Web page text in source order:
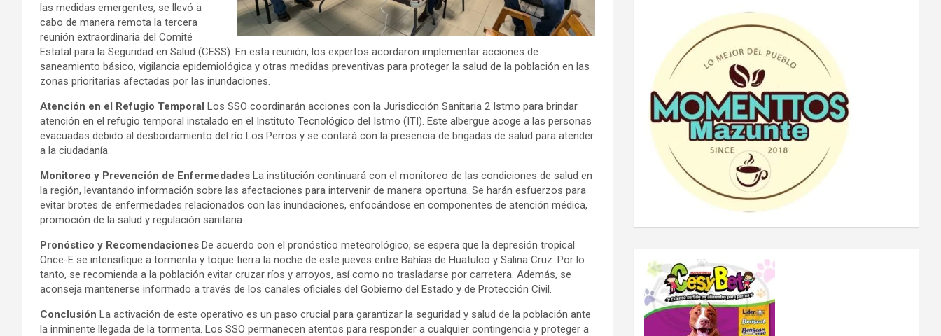
las medidas emergentes, se llevó a
cabo de manera remota la tercera
reunión extraordinaria del Comité
Estatal para la Seguridad en Salud (CESS). En esta reunión, los expertos acordaron implementar acciones de
saneamiento básico, vigilancia epidemiológica y otras medidas preventivas para proteger la salud de la población en las
zonas prioritarias afectadas por las inundaciones.
Atención en el Refugio Temporal Los SSO coordinarán acciones con la Jurisdicción Sanitaria 2 Istmo para brindar
atención en el refugio temporal instalado en el Instituto Tecnológico del Istmo (ITI). Este albergue acoge a las personas
evacuadas debido al desbordamiento del río Los Perros y se contará con la presencia de brigadas de salud para atender
a la ciudadanía.
Monitoreo y Prevención de Enfermedades La institución continuará con el monitoreo de las condiciones de salud en
la región, levantando información sobre las afectaciones para intervenir de manera oportuna. Se harán esfuerzos para
evitar brotes de enfermedades relacionados con las inundaciones, enfocándose en componentes de atención médica,
promoción de la salud y regulación sanitaria.
Pronóstico y Recomendaciones De acuerdo con el pronóstico meteorológico, se espera que la depresión tropical
Once-E se intensifique a tormenta y toque tierra la noche de este jueves entre Bahías de Huatulco y Salina Cruz. Por lo
tanto, se recomienda a la población evitar cruzar ríos y arroyos, así como no trasladarse por carretera. Además, se
aconseja mantenerse informado a través de los canales oficiales del Gobierno del Estado y de Protección Civil.
Conclusión La activación de este operativo es un paso crucial para garantizar la seguridad y salud de la población ante
la inminente llegada de la tormenta. Los SSO permanecen atentos para responder a cualquier contingencia y proteger a